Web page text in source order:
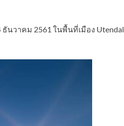
นวาคม 2561 ในพื้นที่เมือง Utendal